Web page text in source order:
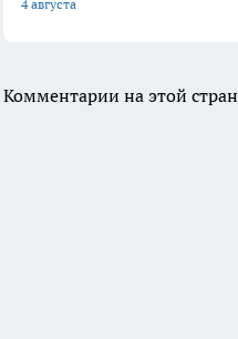
4 августа
Комментарии на этой